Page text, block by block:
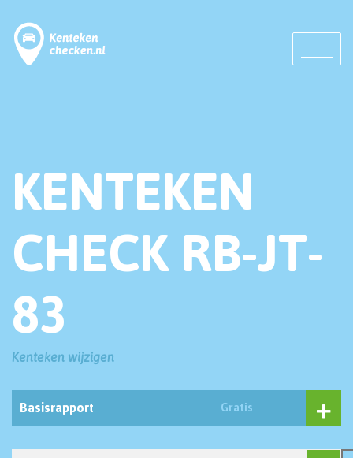
KENTEKEN
CHECK RB-JT-
83
Kenteken wijzigen
Basisrapport Gratis